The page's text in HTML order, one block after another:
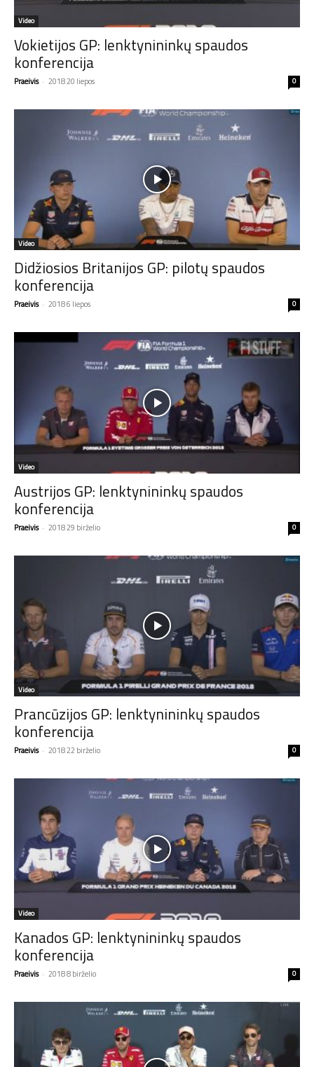
Video
Vokietijos GP: lenktynininkų spaudos
konferencija
Praeivis - 2018 20 liepos 0
Video
Didžiosios Britanijos GP: pilotų spaudos
konferencija
Praeivis - 2018 6 liepos 0
Video
Austrijos GP: lenktynininkų spaudos
konferencija
Praeivis - 2018 29 birželio 0
Video
Prancūzijos GP: lenktynininkų spaudos
konferencija
Praeivis - 2018 22 birželio 0
Video
Kanados GP: lenktynininkų spaudos
konferencija
Praeivis - 2018 8 birželio 0